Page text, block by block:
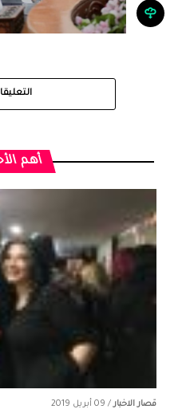
أهم
قصار الاخبار/ 09 أبريل 2019